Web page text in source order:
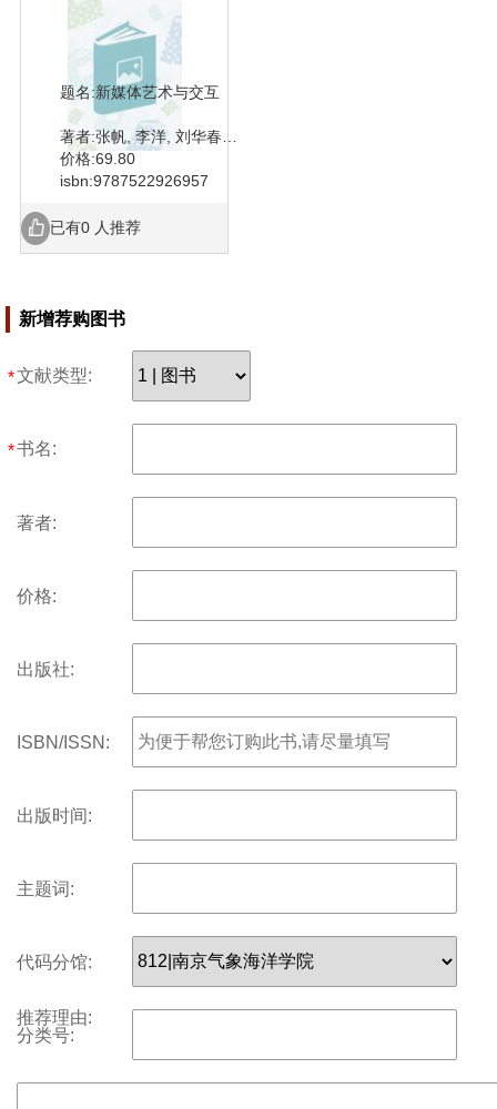
题名:新媒体艺术与交互
价格:69.80
isbn:9787522926957
已有0 人推荐
新增荐购图书
*文献类型:
*书名:
著者:
价格:
出版社:
ISBN/ISSN:
出版时间:
主题词:
代码分馆:
分类号:
推荐理由: